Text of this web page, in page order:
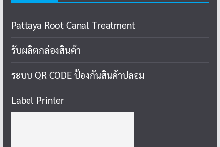
Pattaya Root Canal Treatment
รับผลิตกล่องสินค้า
ระบบ QR CODE ป้องกันสินค้าปลอม
Label Printer